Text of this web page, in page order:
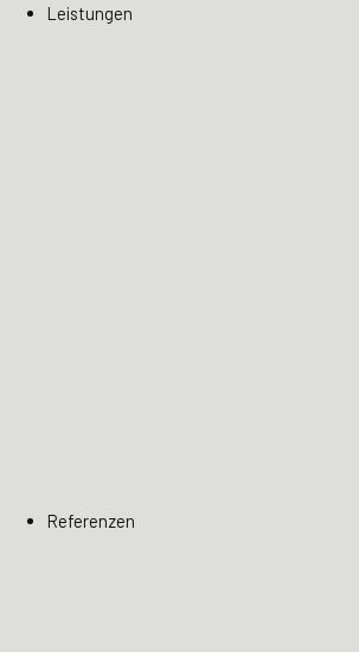
Leistungen
Referenzen